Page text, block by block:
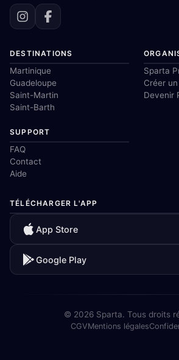
DESTINATIONS
Martinique
Guadeloupe
Saint-Martin
Saint-Barth
Sparta
Créer
Devenir
SUPPORT
FAQ
Contact
Aide
TÉLÉCHARGER L'APP
App Store
Google Play
© 2026 Sparta. Tous droits
CGVMentions légales